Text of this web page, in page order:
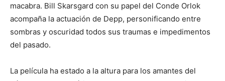
macabra. Bill Skarsgard con su papel del Conde Orlok
acompaña la actuación de Depp, personificando entre
sombras y oscuridad todos sus traumas e impedimentos
del pasado.
La película ha estado a la altura para los amantes del